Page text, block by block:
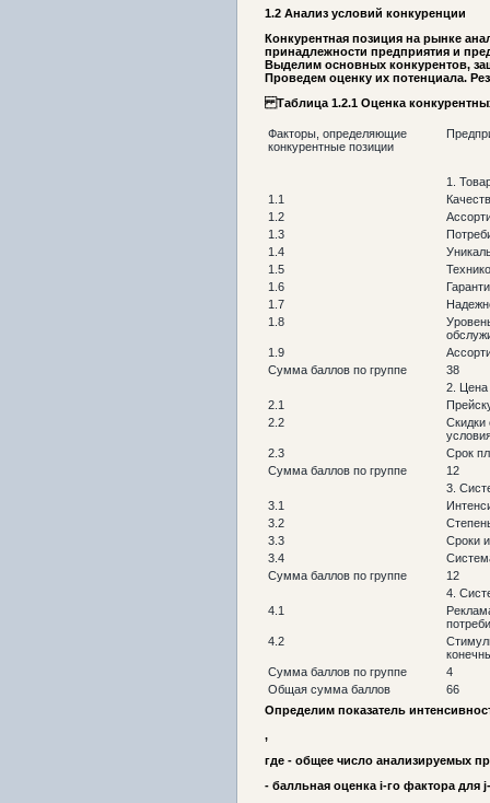
1.2 Анализ условий конкуренции
Конкурентная позиция на рынке
принадлежности предприятия и
Выделим основных конкурентов,
Проведем оценку их потенциала.
Таблица 1.2.1 Оценка
Факторы, определяющие
конкурентные позиции
1.
1.1
1.2
1.3
1.4
1.5
1.6
1.7
1.8
1.9
Сумма баллов по группе
38
2. Цена
2.1
2.2
Скидки
2.3
Срок
Сумма баллов по группе
12
3.
3.1
3.2
3.3
Сроки
3.4
Сумма баллов по группе
12
4.
4.1
4.2
Сумма баллов по группе
4
Общая сумма баллов
66
Определим показатель
,
где - общее число анализируемых
- балльная оценка i-го фактора для